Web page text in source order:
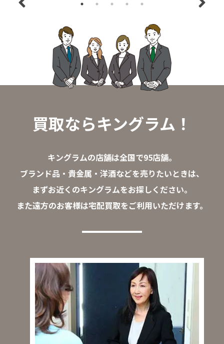
買取ならキングラム！
キングラムの店舗は全国で95店舗。
ブランド品・貴金属・洋酒などを売りたいときは、
まずお近くのキングラムをお探しください。
また遠方のお客様は宅配買取をご利用いただけます。